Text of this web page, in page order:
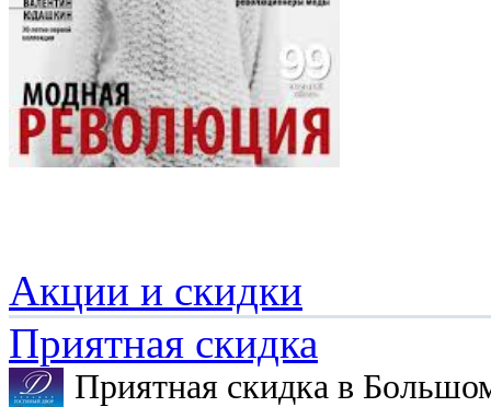
Акции и скидки
Приятная скидка
Приятная скидка в